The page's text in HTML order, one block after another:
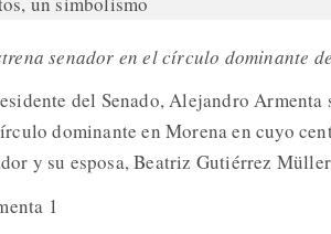
senador en el círculo dominante
del Senado, Alejandro
dominante en Morena en cuyo
y su esposa, Beatriz Gutiérrez